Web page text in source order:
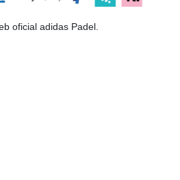
oficial adidas Padel.